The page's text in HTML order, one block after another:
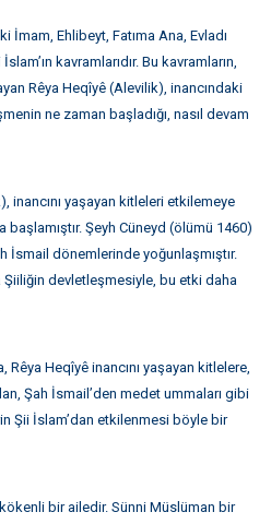
İmam, Ehlibeyt, Fatıma Ana, Evladı
kavramlarıdır. Bu kavramların,
Rêya Heqîyê (Alevilik), inancındaki
ne zaman başladığı, nasıl devam
inancını yaşayan kitleleri etkilemeye
başlamıştır. Şeyh Cüneyd (ölümü 1460)
İsmail dönemlerinde yoğunlaşmıştır.
Şiiliğin devletleşmesiyle, bu etki daha
Rêya Heqîyê inancını yaşayan kitlelere,
Şah İsmail’den medet ummaları gibi
Şii İslam’dan etkilenmesi böyle bir
bir ailedir. Sünni Müslüman bir